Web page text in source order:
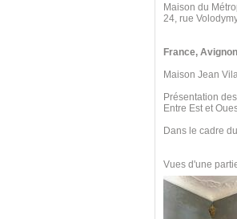
Maison du
24, rue
France,
Maison Jean
Présentation
Entre Est et
Dans le cadre
Vues d'une